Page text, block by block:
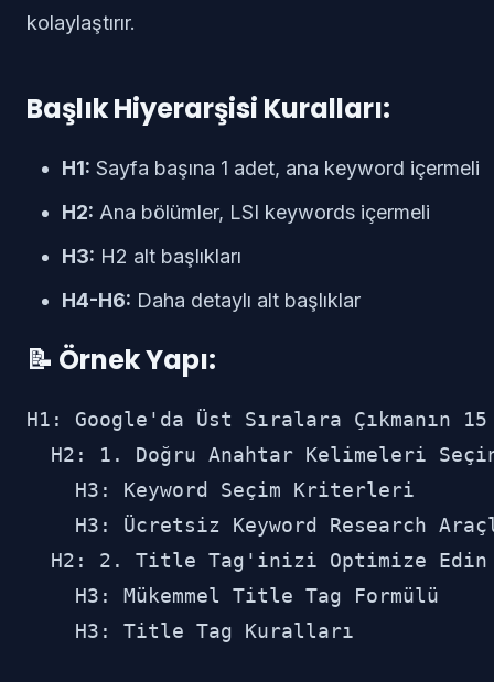
kolaylaştırır.
Başlık Hiyerarşisi Kuralları:
H1: Sayfa başına 1 adet, ana keyword içermeli
H2: Ana bölümler, LSI keywords içermeli
H3: H2 alt başlıkları
H4-H6: Daha detaylı alt başlıklar
📝 Örnek Yapı:
H1: Google'da Üst Sıralara Çıkmanın
H2: 1. Doğru Anahtar Kelimeleri
    H3: Keyword Seçim Kriterleri
H3: Ücretsiz Keyword Research
  H2: 2. Title Tag'inizi Optimize Edin
    H3: Mükemmel Title Tag Formülü
    H3: Title Tag Kuralları